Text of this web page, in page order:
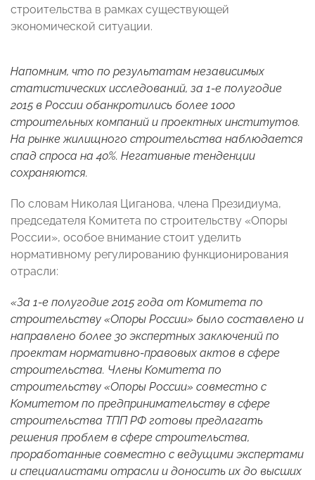
строительства в рамках существующей
экономической ситуации.
Напомним, что по результатам независимых
статистических исследований, за 1-е полугодие
2015 в России обанкротились более 1000
строительных компаний и проектных институтов.
На рынке жилищного строительства наблюдается
спад спроса на 40%. Негативные тенденции
сохраняются.
По словам Николая Циганова, члена Президиума,
председателя Комитета по строительству «Опоры
России», особое внимание стоит уделить
нормативному регулированию функционирования
отрасли:
«За 1-е полугодие 2015 года от Комитета по
строительству «Опоры России» было составлено и
направлено более 30 экспертных заключений по
проектам нормативно-правовых актов в сфере
строительства. Члены Комитета по
строительству «Опоры России» совместно с
Комитетом по предпринимательству в сфере
строительства ТПП РФ готовы предлагать
решения проблем в сфере строительства,
проработанные совместно с ведущими экспертами
и специалистами отрасли и доносить их до высших